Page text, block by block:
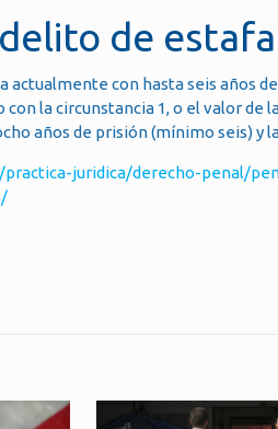
de
actualmente con hasta seis años
con la circunstancia 1, o el valor
años de prisión (mínimo seis) y
juridica/derecho-penal/